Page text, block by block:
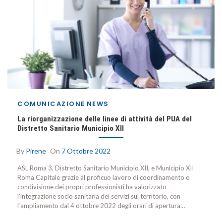
COMUNICAZIONE NEWS
La riorganizzazione delle linee di attività del PUA del
Distretto Sanitario Municipio XII
By Pirene On 7 Ottobre 2022
ASL Roma 3, Distretto Sanitario Municipio XII, e Municipio XII
Roma Capitale grazie al proficuo lavoro di coordinamento e
condivisione dei propri professionisti ha valorizzato
l’integrazione socio sanitaria dei servizi sul territorio, con
l‘ampliamento dal 4 ottobre 2022 degli orari di apertura…